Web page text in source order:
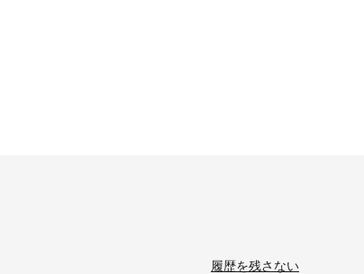
履歴を残さない